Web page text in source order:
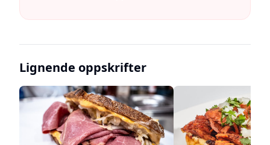
Lignende oppskrifter